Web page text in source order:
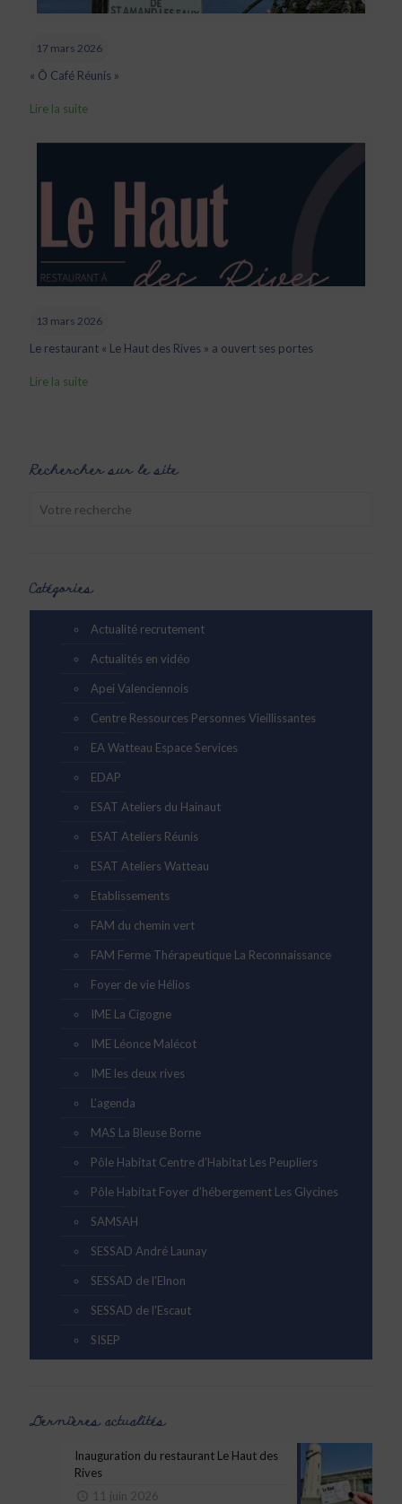
17 mars 2026
« Ô Café Réunis »
Lire la suite
13 mars 2026
Le restaurant « Le Haut des Rives » a ouvert ses portes
Lire la suite
Rechercher sur le site
Catégories
Actualité recrutement
Actualités en vidéo
Apei Valenciennois
Centre Ressources Personnes Vieillissantes
EA Watteau Espace Services
EDAP
ESAT Ateliers du Hainaut
ESAT Ateliers Réunis
ESAT Ateliers Watteau
Etablissements
FAM du chemin vert
FAM Ferme Thérapeutique La Reconnaissance
Foyer de vie Hélios
IME La Cigogne
IME Léonce Malécot
IME les deux rives
L’agenda
MAS La Bleuse Borne
Pôle Habitat Centre d’Habitat Les Peupliers
Pôle Habitat Foyer d’hébergement Les Glycines
SAMSAH
SESSAD André Launay
SESSAD de l'Elnon
SESSAD de l'Escaut
SISEP
Dernières actualités
Inauguration du restaurant Le Haut des
Rives
11 juin 2026